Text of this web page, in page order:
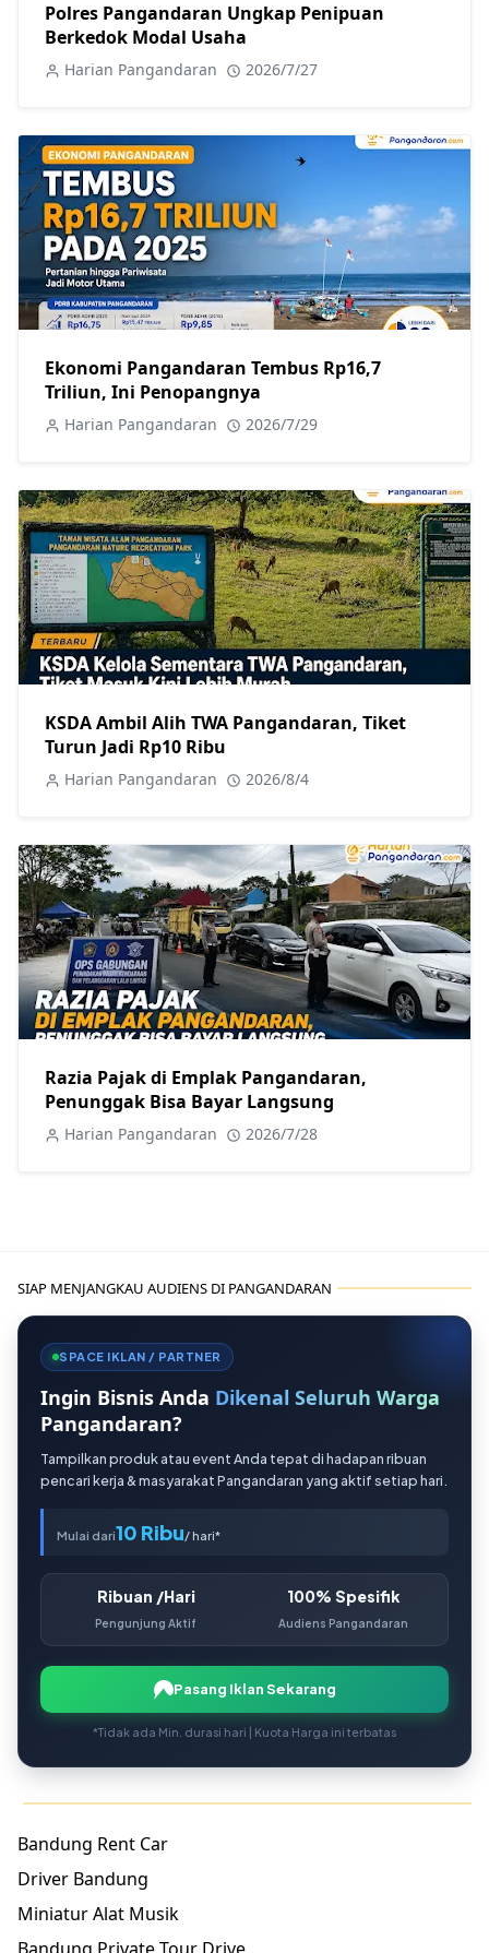
Polres Pangandaran Ungkap Penipuan
Berkedok Modal Usaha
Harian Pangandaran 2026/7/27
Ekonomi Pangandaran Tembus Rp16,7
Triliun, Ini Penopangnya
Harian Pangandaran 2026/7/29
KSDA Ambil Alih TWA Pangandaran, Tiket
Turun Jadi Rp10 Ribu
Harian Pangandaran 2026/8/4
Razia Pajak di Emplak Pangandaran,
Penunggak Bisa Bayar Langsung
Harian Pangandaran 2026/7/28
SIAP MENJANGKAU AUDIENS DI PANGANDARAN
SPACE IKLAN / PARTNER
Ingin Bisnis Anda Dikenal Seluruh Warga
Pangandaran?
Tampilkan produk atau event Anda tepat di hadapan ribuan
pencari kerja & masyarakat Pangandaran yang aktif setiap hari.
Mulai dari10 Ribu/ hari*
Ribuan /Hari
Pengunjung Aktif
100% Spesifik
Audiens Pangandaran
Pasang Iklan Sekarang
*Tidak ada Min. durasi hari | Kuota Harga ini terbatas
Bandung Rent Car
Driver Bandung
Miniatur Alat Musik